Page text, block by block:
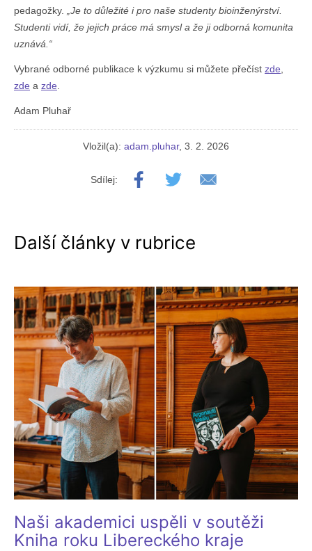
pedagožky.
„Je to důležité i pro naše studenty bioinženýrství.
Studenti vidí, že jejich práce má smysl a že ji odborná komunita
uznává.“
Vybrané odborné publikace k výzkumu si můžete přečíst zde
zde a zde
Adam Pluhař
Vložil(a): adam.pluhar, 3. 2. 2026
Sdílej:
Další články v rubrice
Naši akademici uspěli v soutěži
Kniha roku Libereckého kraje